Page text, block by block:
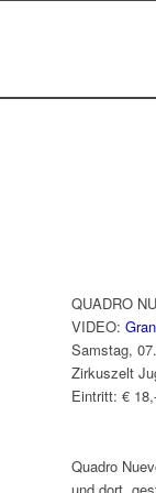
QUADRO
VIDEO:
Samstag,
Zirkuszelt
Eintritt: €
Quadro